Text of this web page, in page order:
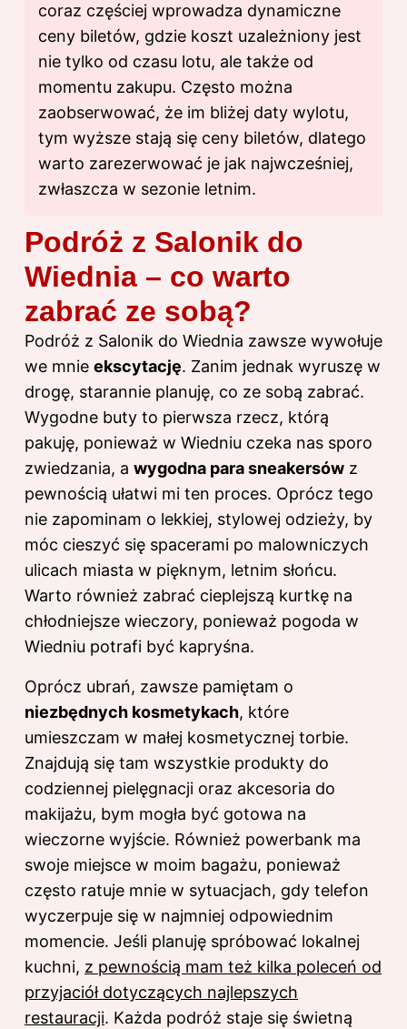
coraz częściej wprowadza dynamiczne
ceny biletów, gdzie koszt uzależniony jest
nie tylko od czasu lotu, ale także od
momentu zakupu. Często można
zaobserwować, że im bliżej daty wylotu,
tym wyższe stają się ceny biletów, dlatego
warto zarezerwować je jak najwcześniej,
zwłaszcza w sezonie letnim.
Podróż z Salonik do
Wiednia – co warto
zabrać ze sobą?
Podróż z Salonik do Wiednia zawsze wywołuje
we mnie ekscytację. Zanim jednak wyruszę w
drogę, starannie planuję, co ze sobą zabrać.
Wygodne buty to pierwsza rzecz, którą
pakuję, ponieważ w Wiedniu czeka nas sporo
zwiedzania, a wygodna para sneakersów z
pewnością ułatwi mi ten proces. Oprócz tego
nie zapominam o lekkiej, stylowej odzieży, by
móc cieszyć się spacerami po malowniczych
ulicach miasta w pięknym, letnim słońcu.
Warto również zabrać cieplejszą kurtkę na
chłodniejsze wieczory, ponieważ pogoda w
Wiedniu potrafi być kapryśna.
Oprócz ubrań, zawsze pamiętam o
niezbędnych kosmetykach, które
umieszczam w małej kosmetycznej torbie.
Znajdują się tam wszystkie produkty do
codziennej pielęgnacji oraz akcesoria do
makijażu, bym mogła być gotowa na
wieczorne wyjście. Również powerbank ma
swoje miejsce w moim bagażu, ponieważ
często ratuje mnie w sytuacjach, gdy telefon
wyczerpuje się w najmniej odpowiednim
momencie. Jeśli planuję spróbować lokalnej
kuchni, z pewnością mam też kilka poleceń od
przyjaciół dotyczących najlepszych
restauracji. Każda podróż staje się świetną